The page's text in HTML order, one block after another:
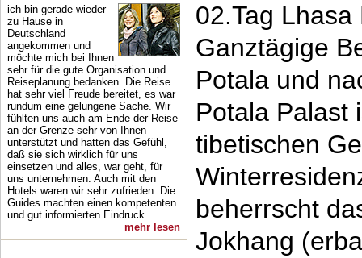
ich bin gerade wieder
zu Hause in
Deutschland
angekommen und
möchte mich bei Ihnen
sehr für die gute Organisation und
Reiseplanung bedanken. Die Reise
hat sehr viel Freude bereitet, es war
rundum eine gelungene Sache. Wir
fühlten uns auch am Ende der Reise
an der Grenze sehr von Ihnen
unterstützt und hatten das Gefühl,
daß sie sich wirklich für uns
einsetzen und alles, war geht, für
uns unternehmen. Auch mit den
Hotels waren wir sehr zufrieden. Die
Guides machten einen kompetenten
und gut informierten Eindruck.
mehr lesen
02.Tag Lhasa
Ganztägige
Potala und
Potala Palast
tibetischen
beherrscht
Jokhang